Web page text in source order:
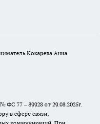
Кокарева Анна
77 – 89928 от 29.08.2025г.
в сфере связи,